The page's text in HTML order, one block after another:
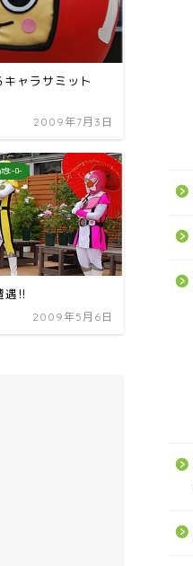
ャラサミット
2009年7月3日
ﾋｰﾛｰ
遇!!
2009年5月6日